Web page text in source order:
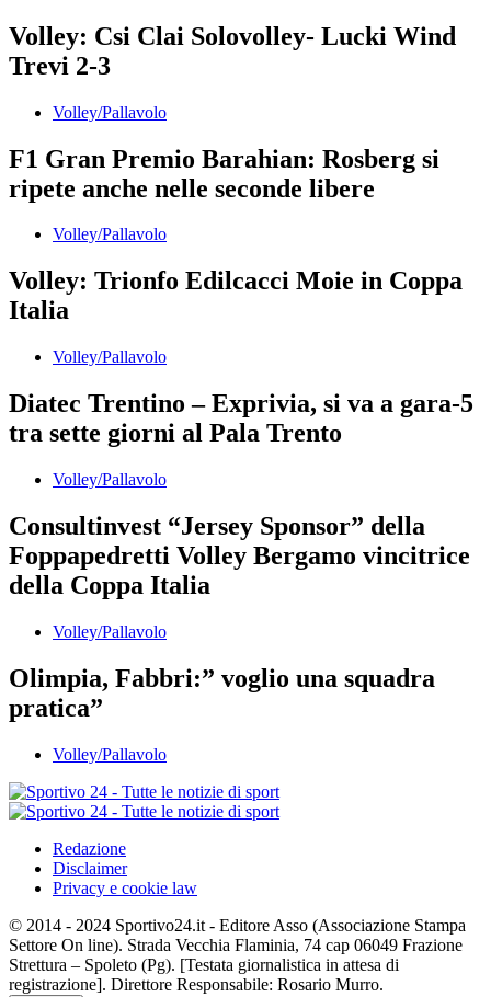
Volley: Csi Clai Solovolley- Lucki Wind
Trevi 2-3
Volley/Pallavolo
F1 Gran Premio Barahian: Rosberg si
ripete anche nelle seconde libere
Volley/Pallavolo
Volley: Trionfo Edilcacci Moie in Coppa
Italia
Volley/Pallavolo
Diatec Trentino – Exprivia, si va a gara-5
tra sette giorni al Pala Trento
Volley/Pallavolo
Consultinvest “Jersey Sponsor” della
Foppapedretti Volley Bergamo vincitrice
della Coppa Italia
Volley/Pallavolo
Olimpia, Fabbri:” voglio una squadra
pratica”
Volley/Pallavolo
Redazione
Disclaimer
Privacy e cookie law
© 2014 - 2024 Sportivo24.it - Editore Asso (Associazione Stampa
Settore On line). Strada Vecchia Flaminia, 74 cap 06049 Frazione
Strettura – Spoleto (Pg). [Testata giornalistica in attesa di
registrazione]. Direttore Responsabile: Rosario Murro.